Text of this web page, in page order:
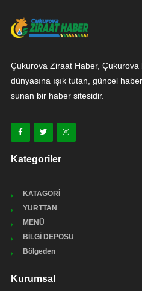
Çukurova Ziraat Haber, Çukurova
dünyasına ışık tutan, güncel
sunan bir haber sitesidir.
Kategoriler
KATAGORİ
YURTTAN
MENÜ
BİLGİ DEPOSU
Bölgeden
Kurumsal